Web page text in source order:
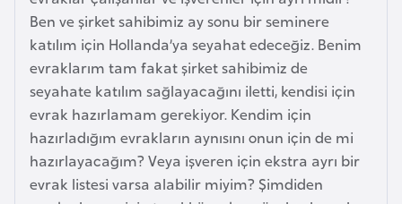
Ben ve şirket sahibimiz ay sonu bir seminere
katılım için Hollanda’ya seyahat edeceğiz. Benim
evraklarım tam fakat şirket sahibimiz de
seyahate katılım sağlayacağını iletti, kendisi için
evrak hazırlamam gerekiyor. Kendim için
hazırladığım evrakların aynısını onun için de mi
hazırlayacağım? Veya işveren için ekstra ayrı bir
evrak listesi varsa alabilir miyim? Şimdiden
s
p
a
n
y
a